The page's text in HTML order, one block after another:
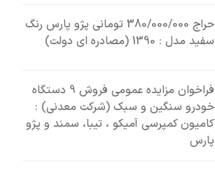
حراج 380/000/000 تومانی پژو پارس رنگ
سفید مدل : 1390 (مصادره ای دولت)
فراخوان مزایده عمومی فروش 9 دستگاه
خودرو سنگین و سبک (شرکت معدنی) :
کامیون کمپرسی آمیکو ، تیبا، سمند و پژو
پارس